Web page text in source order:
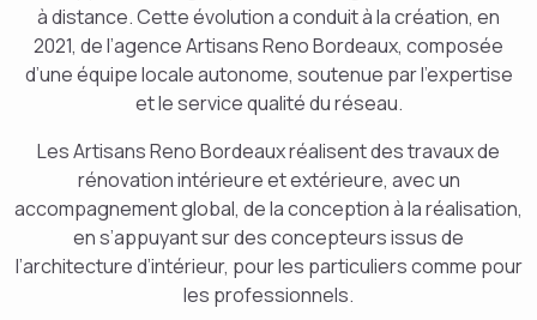
à distance. Cette évolution a conduit à la création, en
2021, de l’agence Artisans Reno Bordeaux, composée
d’une équipe locale autonome, soutenue par l’expertise
et le service qualité du réseau.
Les Artisans Reno Bordeaux réalisent des travaux de
rénovation intérieure et extérieure, avec un
accompagnement global, de la conception à la réalisation,
en s’appuyant sur des concepteurs issus de
l’architecture d’intérieur, pour les particuliers comme pour
les professionnels.